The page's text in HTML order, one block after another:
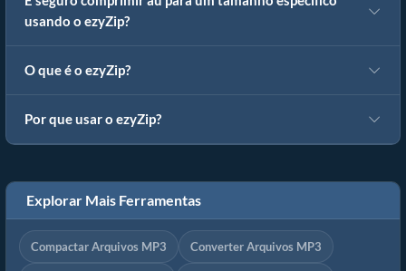
usando o ezyZip?
O que é o ezyZip?
Por que usar o ezyZip?
Explorar Mais Ferramentas
Compactar Arquivos MP3 Converter Arquivos MP3